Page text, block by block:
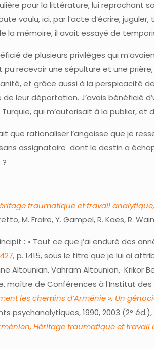
pour la littérature, lui reprochant
voulu, ici, par l’acte d’écrire,
la mémoire, il avait essayé de
de plusieurs privilèges qui
recevoir une sépulture et une
et grâce aussi à la perspicacité
leur déportation. J’avais bénéficié
qui m’autorisait à la publier,
que rationaliser l’angoisse que je
assignataire dont le destin a
traumatique et travail analytique,
M. Fraire, Y. Gampel, R. Kaës, R.
: « Tout ce que j’ai enduré des
, p. 1415, sous le titre que je lui ai
Altounian, Vahram Altounian,
maître de Conférences à l’Institut
les chemins d’Arménie », Un
psychanalytiques, 1990, 2003 (2°
Héritage traumatique et travail